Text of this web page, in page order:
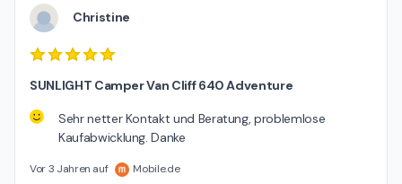
Christine
SUNLIGHT Camper Van Cliff 640 Adventure
Sehr netter Kontakt und Beratung, problemlose
Kaufabwicklung. Danke
Vor 3 Jahren auf Mobile.de